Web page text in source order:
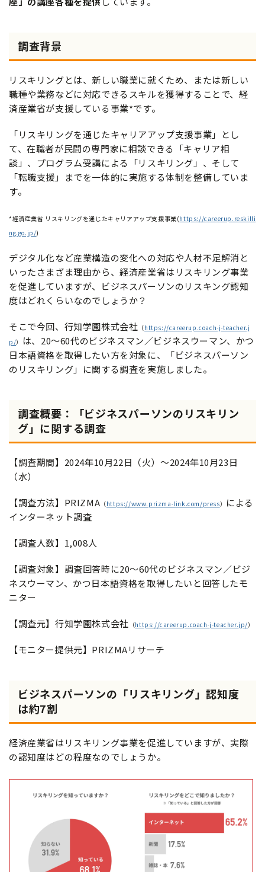
調査背景
リスキリングとは、新しい職業に就くため、または新しい
職種や業務などに対応できるスキルを獲得することで、経
済産業省が支援している事業*です。
「リスキリングを通じたキャリアアップ支援事業」とし
て、在職者が民間の専門家に相談できる「キャリア相
談」、プログラム受講による「リスキリング」、そして
「転職支援」までを一体的に実施する体制を整備していま
す。
*経済産業省 リスキリングを通じたキャリアアップ支援事業(https://careerup.reskilli
ng.go.jp/)
デジタル化など産業構造の変化への対応や人材不足解消と
いったさまざま理由から、経済産業省はリスキリング事業
を促進していますが、ビジネスパーソンのリスキング認知
度はどれくらいなのでしょうか？
そこで今回、行知学園株式会社 （https://careerup.coach-j-teacher.j
p/）
は、20～60代のビジネスマン／ビジネスウーマン、かつ
日本語資格を取得したい方を対象に、「ビジネスパーソン
のリスキリング」に関する調査を実施しました。
調査概要：「ビジネスパーソンのリスキリン
グ」に関する調査
【調査期間】2024年10月22日（火）～2024年10月23日
（水）
【調査方法】PRIZMA （https://www.prizma-link.com/press） による
インターネット調査
【調査人数】1,008人
【調査対象】調査回答時に20～60代のビジネスマン／ビジ
ネスウーマン、かつ日本語資格を取得したいと回答したモ
ニター
【調査元】行知学園株式会社 （https://careerup.coach-j-teacher.jp/）
【モニター提供元】PRIZMAリサーチ
ビジネスパーソンの「リスキリング」認知度
は約7割
経済産業省はリスキリング事業を促進していますが、実際
の認知度はどの程度なのでしょうか。